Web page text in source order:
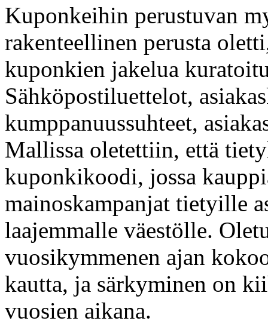
Kuponkeihin perustuvan
rakenteellinen perusta
kuponkien jakelua
Sähköpostiluettelot,
kumppanuussuhteet,
Mallissa oletettiin, että
kuponkikoodi, jossa
mainoskampanjat tietyille
laajemmalle väestölle.
vuosikymmenen ajan
kautta, ja särkyminen on
vuosien aikana.